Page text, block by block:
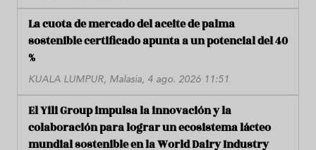
La cuota de mercado del aceite de palma
sostenible certificado apunta a un potencial del 40
%
KUALA LUMPUR, Malasia, 4 ago. 2026 11:51
El Yili Group impulsa la innovación y la
colaboración para lograr un ecosistema lácteo
mundial sostenible en la World Dairy Industry